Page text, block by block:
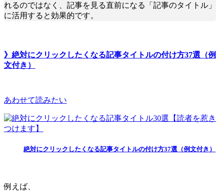
れるのではなく、記事を見る直前になる「記事のタイトル」
に活用すると効果的です。
》絶対にクリックしたくなる記事タイトルの付け方37選（例
文付き）
あわせて読みたい
絶対にクリックしたくなる記事タイトルの付け方37選（例文付き）
例えば、